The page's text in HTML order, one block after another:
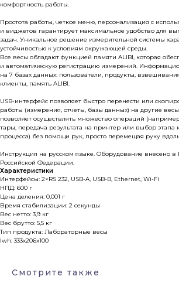
комфортность работы.
Простота работы, четкое меню, персонализация с
и виджетов гарантирует максимальное удобство для
задач. Уникальное решение измерительной системы
устойчивостью к условиям окружающей среды.
Все весы обладают функцией памяти ALIBI, которая
и автоматическую регистрацию измерений.
на 7 базах данных: пользователи, продукты,
клиенты, память ALIBI.
USB-интерфейс позволяет быстро перенести или
работы (измерения, отчеты, базы данных) на другие
позволяет осуществлять множество операций
тары, передача результата на принтер или выбор этапа
процесса) без помощи рук, просто перемещая руку
Инструкция на русском языке. Оборудование внесено в
Российской Федерации.
Характеристики
Интерфейсы: 2×RS 232, USB-A, USB-B, Ethernet, Wi-Fi
НПД: 600 г
Цена деления: 0,001 г
Время стабилизации: 2 секунды
Вес нетто: 3,9 кг
Вес брутто: 5,5 кг
Тип продукта: Лабораторные весы
lwh: 333x206x100
Смотрите также
Каталог
Лабораторное оборудование
Лабораторная мебель